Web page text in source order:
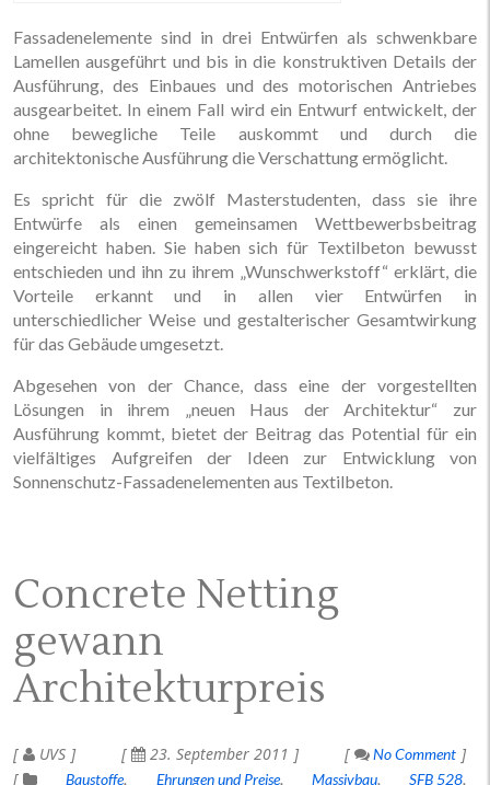
Fassadenelemente sind in drei Entwürfen als schwenkbare
Lamellen ausgeführt und bis in die konstruktiven Details der
Ausführung, des Einbaues und des motorischen Antriebes
ausgearbeitet. In einem Fall wird ein Entwurf entwickelt, der
ohne bewegliche Teile auskommt und durch die
architektonische Ausführung die Verschattung ermöglicht.
Es spricht für die zwölf Masterstudenten, dass sie ihre
Entwürfe als einen gemeinsamen Wettbewerbsbeitrag
eingereicht haben. Sie haben sich für Textilbeton bewusst
entschieden und ihn zu ihrem „Wunschwerkstoff“ erklärt, die
Vorteile erkannt und in allen vier Entwürfen in
unterschiedlicher Weise und gestalterischer Gesamtwirkung
für das Gebäude umgesetzt.
Abgesehen von der Chance, dass eine der vorgestellten
Lösungen in ihrem „neuen Haus der Architektur“ zur
Ausführung kommt, bietet der Beitrag das Potential für ein
vielfältiges Aufgreifen der Ideen zur Entwicklung von
Sonnenschutz-Fassadenelementen aus Textilbeton.
Concrete Netting
gewann
Architekturpreis
UVS 23. September 2011
No Comment
Baustoffe
Ehrungen und Preise Massivbau SFB 528